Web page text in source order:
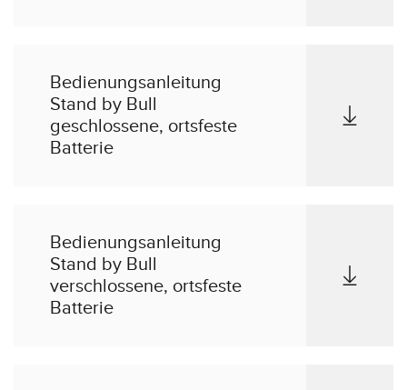
Bedienungsanleitung
Stand by Bull
geschlossene, ortsfeste
Batterie
Bedienungsanleitung
Stand by Bull
verschlossene, ortsfeste
Batterie